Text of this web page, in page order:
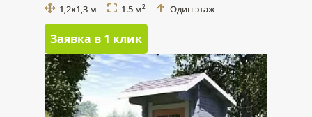
1,2x1,3 м 1.5 м2 Один этаж
Заявка в 1 клик